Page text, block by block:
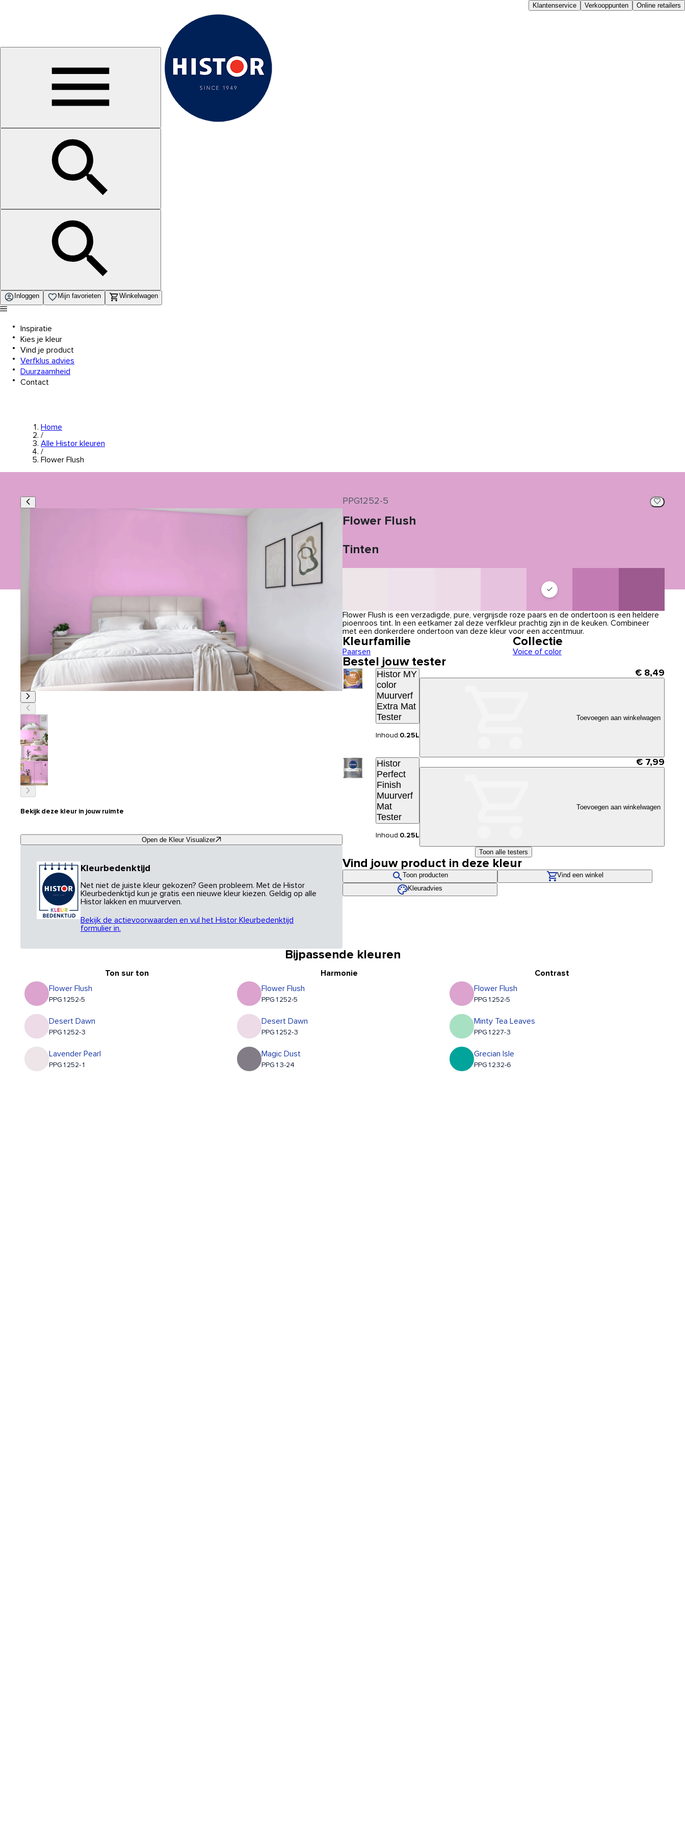
Klantenservice Verkooppunten Online retailers
Inloggen Mijn favorieten Winkelwagen
Inspiratie
Kies je kleur
Vind je product
Verfklus advies
Duurzaamheid
Contact
Home
/
Alle Histor kleuren
/
Flower Flush
Bekijk deze kleur in jouw ruimte
Open de Kleur Visualizer
Kleurbedenktijd
Net niet de juiste kleur gekozen? Geen probleem. Met de Histor
Kleurbedenktijd kun je gratis een nieuwe kleur kiezen. Geldig op alle
Histor lakken en muurverven.
Bekijk de actievoorwaarden en vul het Histor Kleurbedenktijd
formulier in.
PPG1252-5
Flower Flush
Tinten
Flower Flush is een verzadigde, pure, vergrijsde roze paars en de ondertoon is een heldere
pioenroos tint. In een eetkamer zal deze verfkleur prachtig zijn in de keuken. Combineer
met een donkerdere ondertoon van deze kleur voor een accentmuur.
Kleurfamilie
Paarsen
Collectie
Voice of color
Bestel jouw tester
Histor MY
color
Muurverf
Extra Mat
Tester
Inhoud:0.25L
€ 8,49
Toevoegen aan winkelwagen
Histor
Perfect
Finish
Muurverf
Mat
Tester
Inhoud:0.25L
€ 7,99
Toevoegen aan winkelwagen
Toon alle testers
Vind jouw product in deze kleur
Toon producten
Vind een winkel
Kleuradvies
Bijpassende kleuren
Ton sur ton
Flower Flush
PPG1252-5
Desert Dawn
PPG1252-3
Lavender Pearl
PPG1252-1
Harmonie
Flower Flush
PPG1252-5
Desert Dawn
PPG1252-3
Magic Dust
PPG13-24
Contrast
Flower Flush
PPG1252-5
Minty Tea Leaves
PPG1227-3
Grecian Isle
PPG1232-6